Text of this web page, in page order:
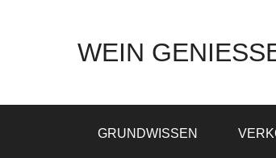
WEIN
GRUNDWISSEN